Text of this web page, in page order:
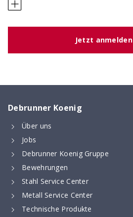
Jetzt anmelden
Debrunner Koenig
Über uns
Jobs
Debrunner Koenig Gruppe
Bewehrungen
Stahl Service Center
Metall Service Center
Technische Produkte